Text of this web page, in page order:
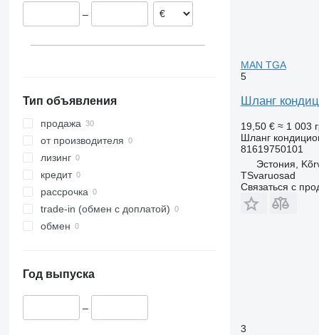
–
Тип объявления
продажа
от производителя
лизинг
кредит
рассрочка
trade-in (обмен с доплатой)
обмен
Год выпуска
–
MAN TGA
5
Шланг
19,50 € ≈ 1 003
Шланг
81619750101
Эстония,
TSvaruosad
Связаться с
3